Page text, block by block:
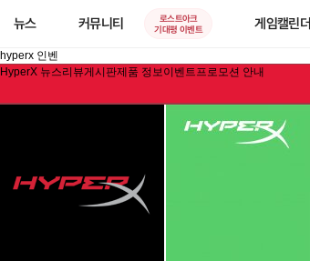
뉴스 커뮤니티
로스트아크
기대평 이벤트
게임캘린더
hyperx 인벤
HyperX 뉴스리뷰게시판제품 정보이벤트프로모션 안내